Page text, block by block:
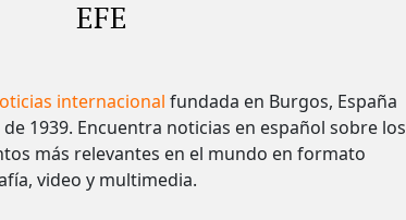
EFE
internacional fundada en Burgos, España
1939. Encuentra noticias en español sobre los
más relevantes en el mundo en formato
video y multimedia.